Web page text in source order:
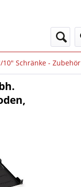
10" Schränke - Zubehör